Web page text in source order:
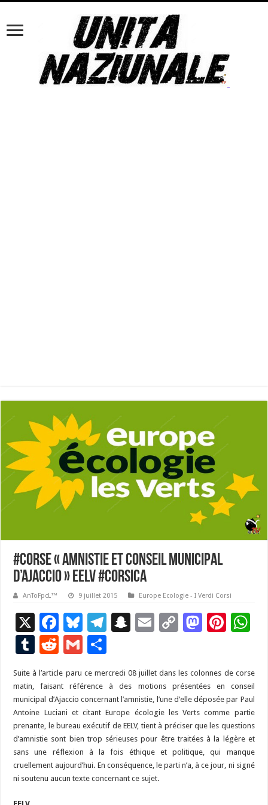
#Corse « Amnistie et conseil municipal
d’Ajaccio » EELV #Corsica
AnToFpcL™ 9 juillet 2015 Europe Ecologie - I Verdi Corsi
X
F
ac
e
b
o
o
k
Bl
u
es
ky
T
gr
a
m
S
p
c
h
at
E
l
C
y
Li
n
k
M
d
o
n
Pi
es
t
p
p
T
u
m
bl
r
R
d
di
t
G
ai
l
ar
ta
g
er
Suite à l’article paru ce mercredi 08 juillet dans les colonnes de corse
matin, faisant référence à des motions présentées en conseil
municipal d’Ajaccio concernant l’amnistie, l’une d’elle déposée par Paul
Antoine Luciani et citant Europe écologie les Verts comme partie
prenante, le bureau exécutif de EELV, tient à préciser que les questions
d’amnistie sont bien trop sérieuses pour être traitées à la légère et
sans une réflexion à la fois éthique et politique, qui manque
cruellement aujourd’hui. En conséquence, le parti n’a, à ce jour, ni signé
ni soutenu aucun texte concernant ce sujet.